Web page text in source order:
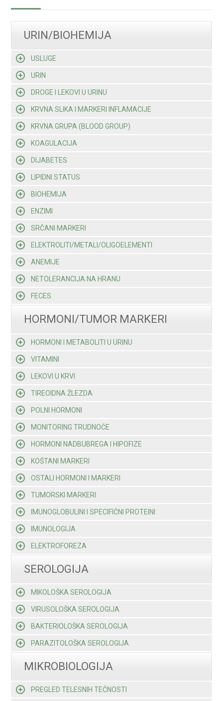
URIN/BIOHEMIJA
USLUGE
URIN
DROGE I LEKOVI U URINU
KRVNA SLIKA I MARKERI INFLAMACIJE
KRVNA GRUPA (BLOOD GROUP)
KOAGULACIJA
DIJABETES
LIPIDNI STATUS
BIOHEMIJA
ENZIMI
SRČANI MARKERI
ELEKTROLITI/METALI/OLIGOELEMENTI
ANEMIJE
NETOLERANCIJA NA HRANU
FECES
HORMONI/TUMOR MARKERI
HORMONI I METABOLITI U URINU
VITAMINI
LEKOVI U KRVI
TIREOIDNA ŽLEZDA
POLNI HORMONI
MONITORING TRUDNOĆE
HORMONI NADBUBREGA I HIPOFIZE
KOŠTANI MARKERI
OSTALI HORMONI I MARKERI
TUMORSKI MARKERI
IMUNOGLOBULINI I SPECIFIČNI PROTEINI
IMUNOLOGIJA
ELEKTROFOREZA
SEROLOGIJA
MIKOLOŠKA SEROLOGIJA
VIRUSOLOŠKA SEROLOGIJA
BAKTERIOLOŠKA SEROLOGIJA
PARAZITOLOŠKA SEROLOGIJA
MIKROBIOLOGIJA
PREGLED TELESNIH TEČNOSTI